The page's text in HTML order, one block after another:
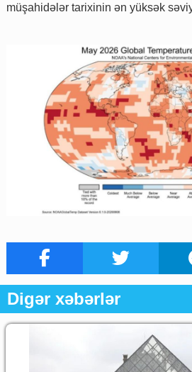
müşahidələr tarixinin ən yüksək
Digər xəbərlər